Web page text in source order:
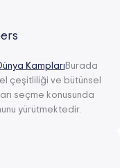
Kampları Burada
çeşitliliği ve bütünsel
seçme konusunda
yürütmektedir.